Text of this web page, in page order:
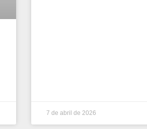
7 de abril de 2026